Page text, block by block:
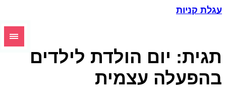
קניות
יום הולדת לילדים
עצמית